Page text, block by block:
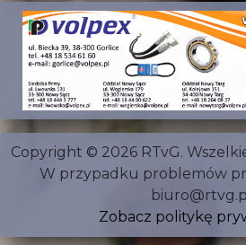
Copyright © 2026 RTvG.
W przypadku problemów
biuro@rtvg.pl
Zobacz politykę